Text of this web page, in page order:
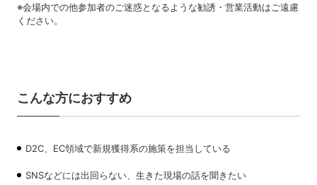
※会場内での他参加者のご迷惑となるような勧誘・営業活動はご遠慮
ください。
こんな方におすすめ
D2C、EC領域で新規獲得系の施策を担当している
SNSなどには出回らない、生きた現場の話を聞きたい